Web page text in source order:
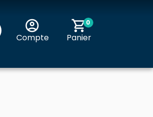
account_circle
Compte
shopping_cart
Panier
0